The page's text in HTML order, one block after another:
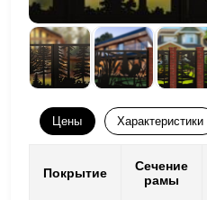
Цены Характеристики
Покрытие
Сечение
рамы